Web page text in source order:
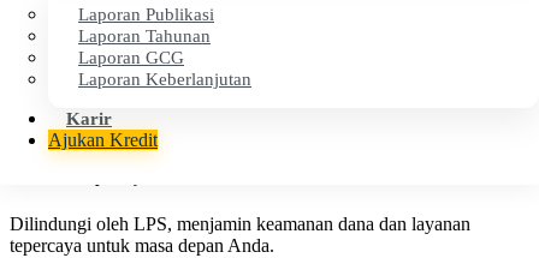
Laporan Publikasi
Laporan Tahunan
Laporan GCG
Laporan Keberlanjutan
Karir
Ajukan Kredit
Cepat & Efisien
Proses layanan cepat dan transparan untuk kenyamanan operasional
finansial Anda.
Dilindungi oleh LPS, menjamin keamanan dana dan layanan
tepercaya untuk masa depan Anda.